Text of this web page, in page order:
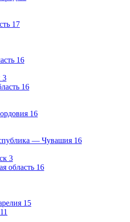
17
16
3
16
16
— Чувашия 16
3
область 16
15
11